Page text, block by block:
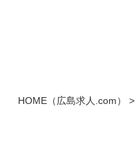
HOME （広島求人.com） >